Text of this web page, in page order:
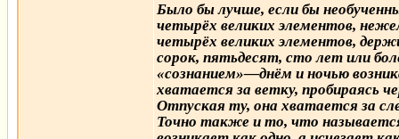
Было бы лучше, если бы
четырёх великих элементов,
четырёх великих элементов,
сорок, пятьдесят, сто лет или
«сознанием»—днём и ночью
хватается за ветку, пробираясь
Отпуская ту, она хватается за
Точно также и то, что